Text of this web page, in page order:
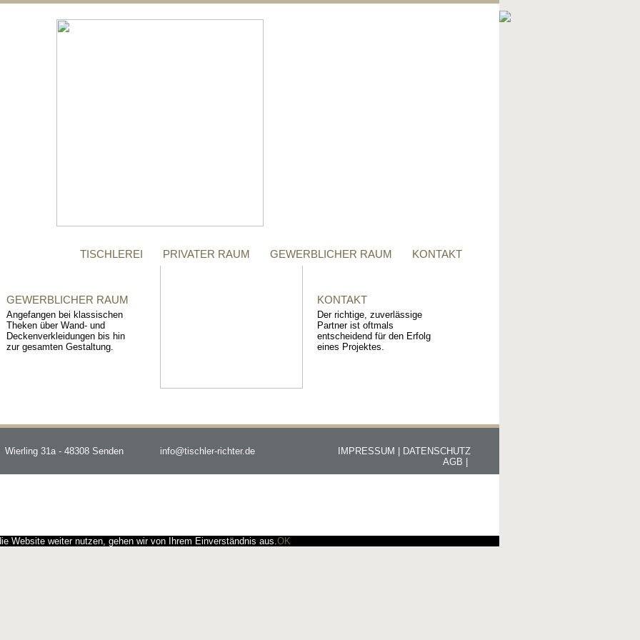
TISCHLEREI PRIVATER RAUM GEWERBLICHER RAUM KONTAKT
GEWERBLICHER RAUM
Angefangen bei klassischen
Theken über Wand- und
Deckenverkleidungen bis hin
zur gesamten Gestaltung.
KONTAKT
Der richtige, zuverlässige
Partner ist oftmals
entscheidend für den Erfolg
eines Projektes.
Wierling 31a - 48308 Senden info@tischler-richter.de DATENSCHUTZ
IMPRESSUM |
AGB |
Website weiter nutzen, gehen wir von Ihrem Einverständnis aus.OK